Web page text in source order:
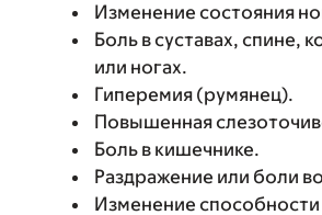
Изменение состояния
Боль в суставах, спине,
или ногах.
Гиперемия (румянец).
Повышенная
Боль в кишечнике.
Раздражение или боли
Изменение